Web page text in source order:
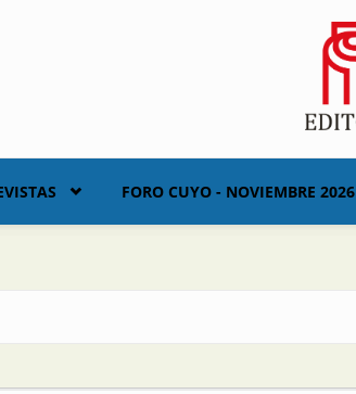
FORO CUYO - NOVIEMBRE 2026